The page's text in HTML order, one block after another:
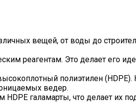
вещей, от воды до
реагентам. Это делает его
полиэтилен (HDPE).
ведер.
HDPE галамарты, что делает их